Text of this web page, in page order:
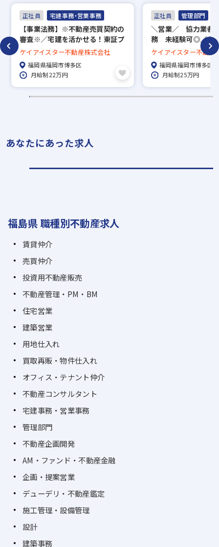
正社員 宅建事務・営業事務
【事業法務】※不動産売買契約の
審査※／宅建を活かせる！東証プ
ライム市場上場企業／年間休日
115日／福利厚生充実◎
ケイアイスター不動産株式会社
福岡県福岡市博多区
月給制22万円
正社員 管理部門
＼営業／ 協力業者
務 未経験可◎／土
休日120日／インセ
ケイアイスター不動産
福岡県福岡市博多区
月給制25万円
あなたにあった求人
福島県 職種別不動産求人
賃貸仲介
売買仲介
投資用不動産販売
不動産管理・PM・BM
住宅営業
建築営業
用地仕入れ
買取再販・物件仕入れ
オフィス・テナント仲介
不動産コンサルタント
宅建事務・営業事務
管理部門
不動産企画開発
AM・ファンド・不動産金融
企画・提案営業
デューデリ・不動産鑑定
施工管理・設備管理
設計
建築事務